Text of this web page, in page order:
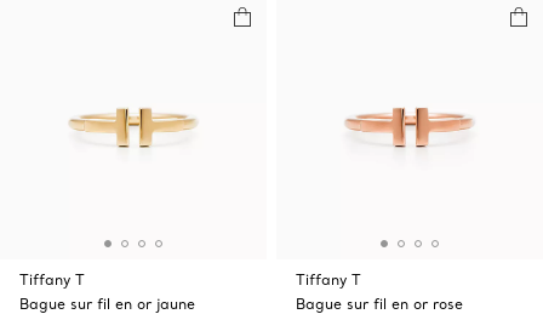
Tiffany T
Bague sur fil en or jaune
Tiffany T
Bague sur fil en or rose